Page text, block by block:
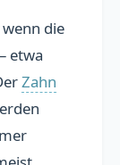
die
etwa
Zahn